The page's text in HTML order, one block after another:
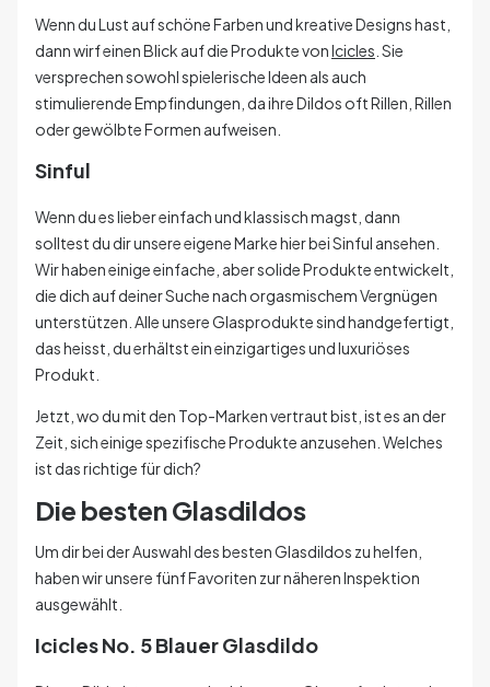
Wenn du Lust auf schöne Farben und kreative Designs hast,
dann wirf einen Blick auf die Produkte vonIcicles . Sie
versprechen sowohl spielerische Ideen als auch
stimulierende Empfindungen, da ihre Dildos oft Rillen, Rillen
oder gewölbte Formen aufweisen.
Sinful
Wenn du es lieber einfach und klassisch magst, dann
solltest du dir unsere eigene Marke hier bei Sinful ansehen.
Wir haben einige einfache, aber solide Produkte entwickelt,
die dich auf deiner Suche nach orgasmischem Vergnügen
unterstützen. Alle unsere Glasprodukte sind handgefertigt,
das heisst, du erhältst ein einzigartiges und luxuriöses
Produkt.
Jetzt, wo du mit den Top-Marken vertraut bist, ist es an der
Zeit, sich einige spezifische Produkte anzusehen. Welches
ist das richtige für dich?
Die besten Glasdildos
Um dir bei der Auswahl des besten Glasdildos zu helfen,
haben wir unsere fünf Favoriten zur näheren Inspektion
ausgewählt.
Icicles No. 5 Blauer Glasdildo